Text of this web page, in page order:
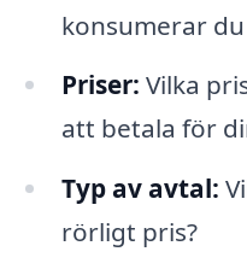
konsumerar
Priser: Vilka
att betala för
Typ av avtal:
rörligt pris?